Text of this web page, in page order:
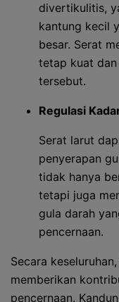
divertikulitis,
kantung kecil
besar. Serat
tetap kuat
tersebut.
Regulasi
Serat larut
penyerapan
tidak hanya
tetapi juga
gula darah
pencernaan.
Secara
memberikan
pencernaan.